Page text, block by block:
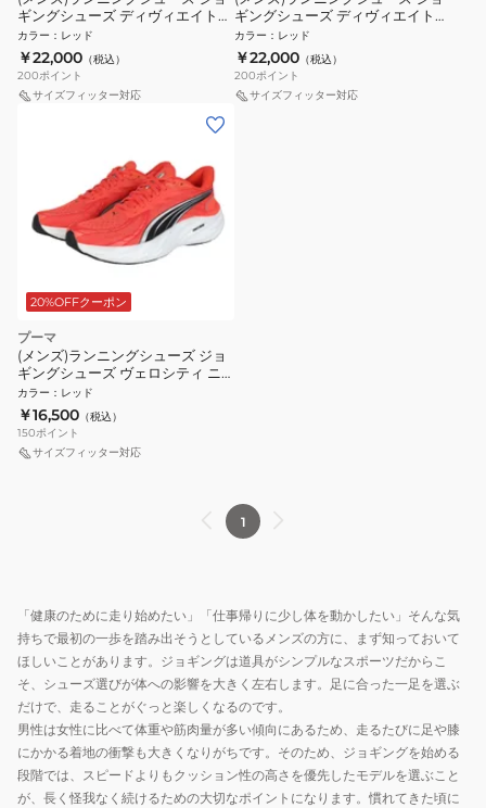
ギングシューズ ディヴィエイト
ニトロ 4 レッド 31212319
カラー ： レッド
￥22,000 （税込）
200ポイント
サイズフィッター対応
ギングシューズ ディヴィエイト
ニトロ 4 レッド 31212313 スポー
ツ シューズ
カラー ： レッド
￥22,000 （税込）
200ポイント
サイズフィッター対応
20%OFFクーポン
プーマ
(メンズ)ランニングシューズ ジョ
ギングシューズ ヴェロシティ ニ
トロ 4 AP レッド 31263513 スポー
ツ シューズ
カラー ： レッド
￥16,500 （税込）
150ポイント
サイズフィッター対応
1
「健康のために走り始めたい」「仕事帰りに少し体を動かしたい」そんな気
持ちで最初の一歩を踏み出そうとしているメンズの方に、まず知っておいて
ほしいことがあります。ジョギングは道具がシンプルなスポーツだからこ
そ、シューズ選びが体への影響を大きく左右します。足に合った一足を選ぶ
だけで、走ることがぐっと楽しくなるのです。
男性は女性に比べて体重や筋肉量が多い傾向にあるため、走るたびに足や膝
にかかる着地の衝撃も大きくなりがちです。そのため、ジョギングを始める
段階では、スピードよりもクッション性の高さを優先したモデルを選ぶこと
が、長く怪我なく続けるための大切なポイントになります。慣れてきた頃に